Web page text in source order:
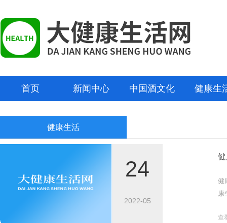
首页 新闻中心 中国酒文化 健康生
健康生活
24
2022-05
健
康
查